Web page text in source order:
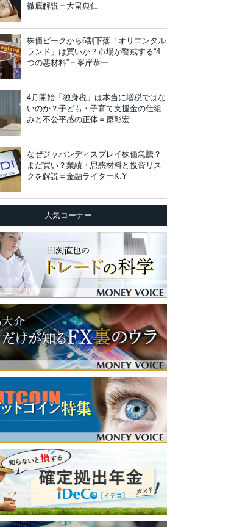
徹底解説＝大畠典仁
株価ピークから6割下落「オリエンタル
ランド」は買いか？市場が警戒する“4
つの悪材料”＝峯岸恭一
4月開始「独身税」は本当に増税ではな
いのか？子ども・子育て支援金の仕組
みと不公平感の正体＝原彰宏
なぜジャパンディスプレイ株価急騰？
まだ買い？業績・思惑材料と投資リス
クを解説＝金融ライターK.Y
人気コーナー